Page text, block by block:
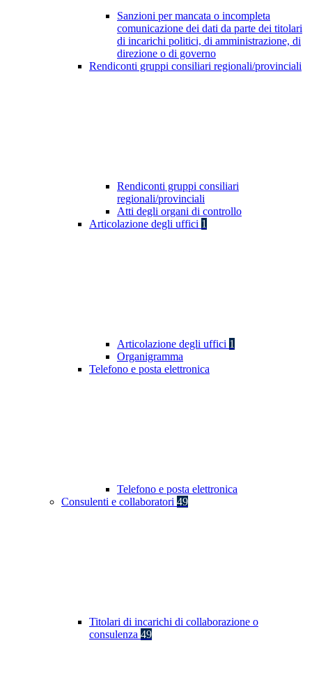
Sanzioni per mancata o incompleta
comunicazione dei dati da parte dei titolari
di incarichi politici, di amministrazione, di
direzione o di governo
Rendiconti gruppi consiliari regionali/provinciali
Rendiconti gruppi consiliari
regionali/provinciali
Atti degli organi di controllo
Articolazione degli uffici 1
Articolazione degli uffici 1
Organigramma
Telefono e posta elettronica
Telefono e posta elettronica
Consulenti e collaboratori 49
Titolari di incarichi di collaborazione o
consulenza 49